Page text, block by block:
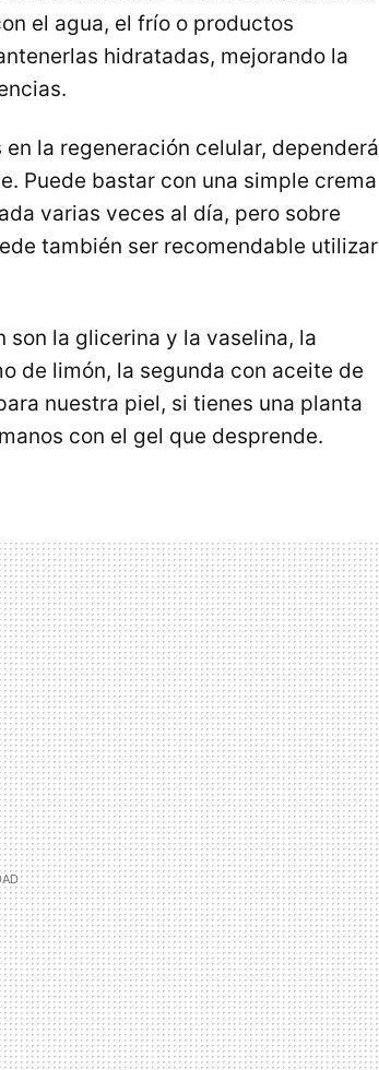
el agua, el frío o productos
hidratadas, mejorando la
la regeneración celular, dependerá
Puede bastar con una simple crema
varias veces al día, pero sobre
también ser recomendable utilizar
la glicerina y la vaselina, la
de limón, la segunda con aceite de
nuestra piel, si tienes una planta
con el gel que desprende.